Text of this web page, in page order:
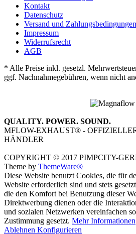
Kontakt
Datenschutz
Versand und Zahlungsbedingungen
Impressum
Widerrufsrecht
AGB
* Alle Preise inkl. gesetzl.
ggf. Nachnahmegebühren, wenn nicht
QUALITY. POWER. SOUND.
MFLOW-EXHAUST® -
HÄNDLER
COPYRIGHT © 2017 PIMPCITY-
Theme by ThemeWare®
Diese Website benutzt Cookies, die für
Website erforderlich sind und stets
die den Komfort bei Benutzung dieser
Direktwerbung dienen oder die
und sozialen Netzwerken vereinfachen
Zustimmung gesetzt. Mehr Informationen
Ablehnen Konfigurieren